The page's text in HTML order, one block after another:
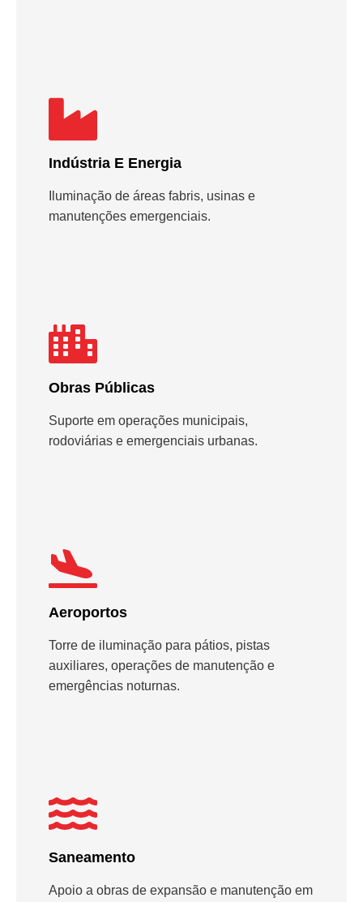
Indústria E Energia
Iluminação de áreas fabris, usinas e
manutenções emergenciais.
Obras Públicas
Suporte em operações municipais,
rodoviárias e emergenciais urbanas.
Aeroportos
Torre de iluminação para pátios, pistas
auxiliares, operações de manutenção e
emergências noturnas.
Saneamento
Apoio a obras de expansão e manutenção em